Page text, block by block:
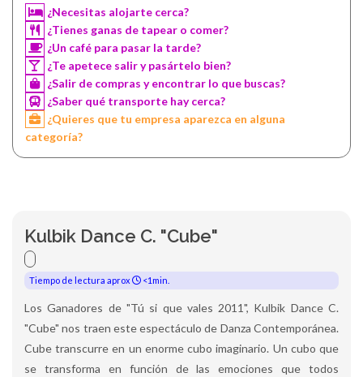
¿Necesitas alojarte cerca?
¿Tienes ganas de tapear o comer?
¿Un café para pasar la tarde?
¿Te apetece salir y pasártelo bien?
¿Salir de compras y encontrar lo que buscas?
¿Saber qué transporte hay cerca?
¿Quieres que tu empresa aparezca en alguna
categoría?
Kulbik Dance C. "Cube"
Tiempo de lectura aprox <1min.
Los Ganadores de "Tú si que vales 2011", Kulbik Dance C.
"Cube" nos traen este espectáculo de Danza Contemporánea.
Cube transcurre en un enorme cubo imaginario. Un cubo que
se transforma en función de las emociones que todos